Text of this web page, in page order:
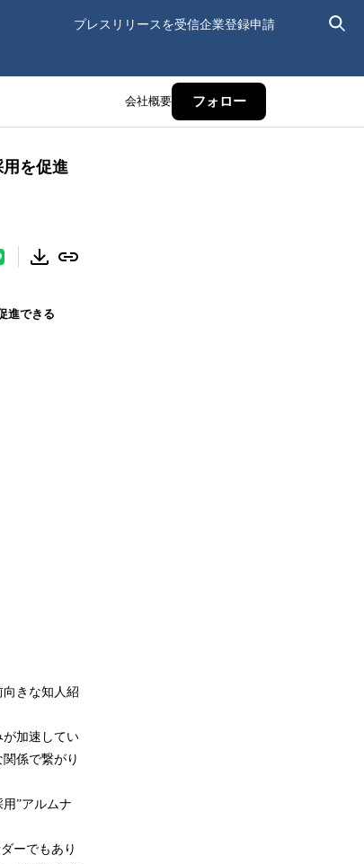
プレスリリースを受信企業登録申請
会社概要 フォロー
を促進
進できる
きな知人紹
加速してい
係で繋がり
”アルムナ
ーでもあり